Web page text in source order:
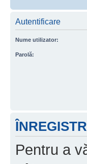
Autentificare
Nume utilizator:
Parolă:
Pentru a